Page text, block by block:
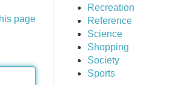
page
Recreation
Reference
Science
Shopping
Society
Sports